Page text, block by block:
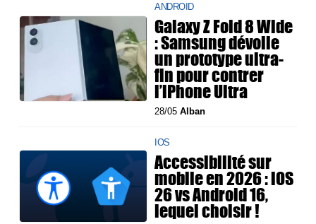
ANDROID
Galaxy Z Fold 8 Wide
: Samsung dévoile
un prototype ultra-
fin pour contrer
l’iPhone Ultra
28/05Alban
IOS
Accessibilité sur
mobile en 2026 : iOS
26 vs Android 16,
lequel choisir !